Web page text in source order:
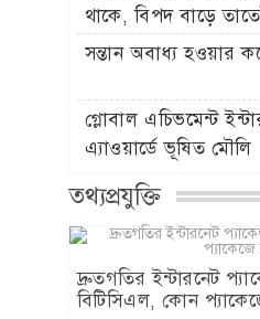
থাকে, বিপদ বাড়ে
সন্তান অবাধ্য হওয়ার
গ্লোবাল এচিভমেন্ট
এ্যাওয়ার্ডে ভূষিত মৌলি
তথ্যপ্রযুক্তি
দ্রুতগতির ইন্টারনেট
বিটিসিএল, কোন